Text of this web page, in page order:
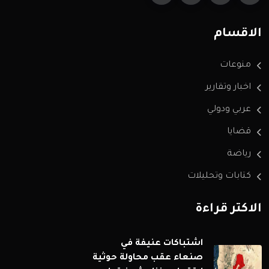
الاقسام
منوعات
اخبار وتقارير
عربي ودولي
قضايا
رياضة
كتابات وتحليلات
الاكثر قراءة
اشتباكات عنيفة في
صنعاء عقب محاولة حوثية